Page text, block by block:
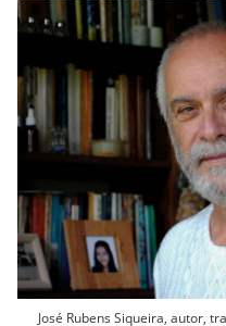
José Rubens Siqueira, autor,